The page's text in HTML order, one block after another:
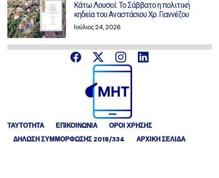
Κάτω Λουσοί: Το Σάββατο η πολιτική
κηδεία του Αναστάσιου Χρ. Γιαννέζου
Ιούλιος 24, 2026
ΤΑΥΤΟΤΗΤΑ ΕΠΙΚΟΙΝΩΝΙΑ
ΟΡΟΙ ΧΡΗΣΗΣ
ΔΉΛΩΣΗ ΣΥΜΜΌΡΦΩΣΗΣ 2018/334
ΑΡΧΙΚΗ ΣΕΛΙΔΑ